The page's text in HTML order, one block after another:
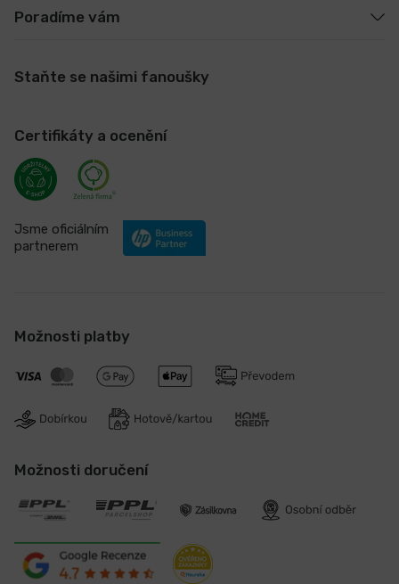
Poradíme vám
Staňte se našimi fanoušky
Certifikáty a ocenění
Jsme oficiálním
partnerem
Možnosti platby
Možnosti doručení